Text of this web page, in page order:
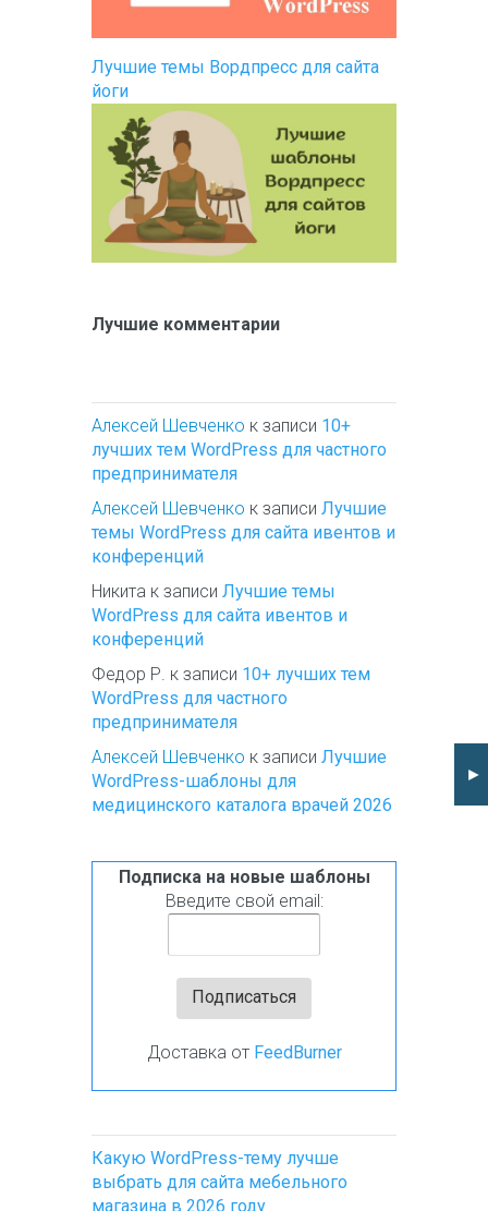
Лучшие темы Вордпресс для сайта
йоги
Лучшие комментарии
Алексей Шевченко к записи 10+
лучших тем WordPress для частного
предпринимателя
Алексей Шевченко к записи Лучшие
темы WordPress для сайта ивентов и
конференций
Никита к записи Лучшие темы
WordPress для сайта ивентов и
конференций
Федор Р. к записи 10+ лучших тем
WordPress для частного
предпринимателя
Алексей Шевченко к записи Лучшие
WordPress-шаблоны для
медицинского каталога врачей 2026
Подписка на новые шаблоны
Введите свой email:
Доставка от FeedBurner
Какую WordPress-тему лучше
выбрать для сайта мебельного
магазина в 2026 году
►